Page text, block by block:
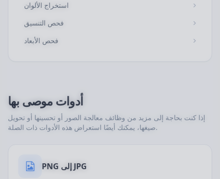
استخراج الألوان
فحص التنسيق
فحص الأبعاد
أدوات موصى بها
إذا كنت بحاجة إلى مزيد من وظائف معالجة الصور أو تحسينها أو تحويل
صيغها، يمكنك أيضًا استعراض هذه الأدوات ذات الصلة.
PNG إلى JPG